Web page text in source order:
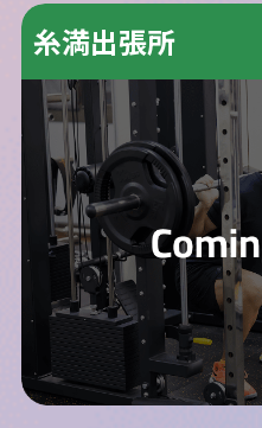
糸満出張所